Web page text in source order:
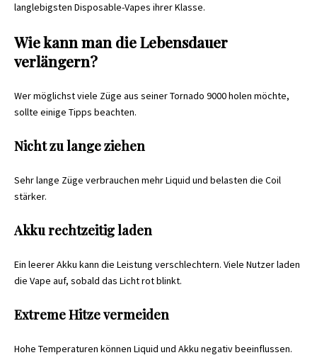
langlebigsten Disposable-Vapes ihrer Klasse.
Wie kann man die Lebensdauer
verlängern?
Wer möglichst viele Züge aus seiner Tornado 9000 holen möchte,
sollte einige Tipps beachten.
Nicht zu lange ziehen
Sehr lange Züge verbrauchen mehr Liquid und belasten die Coil
stärker.
Akku rechtzeitig laden
Ein leerer Akku kann die Leistung verschlechtern. Viele Nutzer laden
die Vape auf, sobald das Licht rot blinkt.
Extreme Hitze vermeiden
Hohe Temperaturen können Liquid und Akku negativ beeinflussen.